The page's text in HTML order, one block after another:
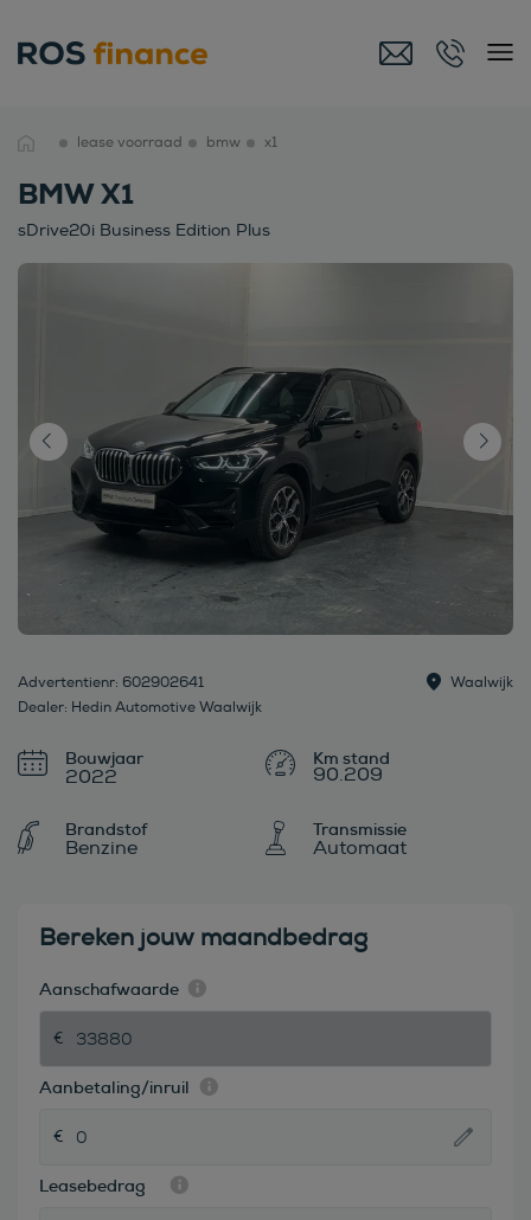
lease voorraad bmw x1
BMW X1
sDrive20i Business Edition Plus
Advertentienr: 602902641
Dealer: Hedin Automotive Waalwijk
Waalwijk
Bouwjaar
2022 90.209
Brandstof
Benzine
Transmissie
Automaat
Bereken jouw maandbedrag
Aanschafwaarde
Aanbetaling/inruil
Leasebedrag